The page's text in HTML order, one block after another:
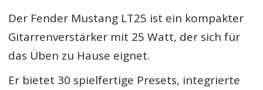
Der Fender Mustang LT25 ist ein kompakter
Gitarrenverstärker mit 25 Watt, der sich für
das Üben zu Hause eignet.
Er bietet 30 spielfertige Presets, integrierte